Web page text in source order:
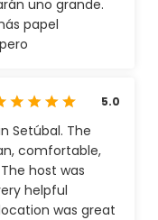
uno grande.
papel
5.0
Setúbal. The
comfortable,
host was
helpful
was great